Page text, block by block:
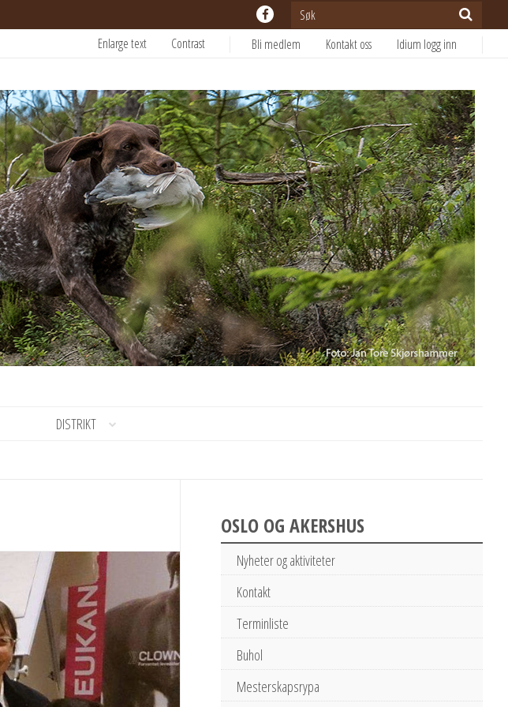
Enlarge text Contrast Bli medlem Kontakt oss Idium logg inn
DISTRIKT
OSLO OG AKERSHUS
Nyheter og aktiviteter
Kontakt
Terminliste
Buhol
Mesterskapsrypa